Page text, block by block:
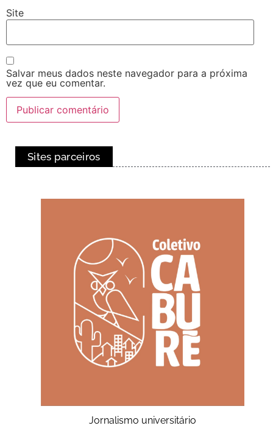
Site
Salvar meus dados neste navegador para a próxima
vez que eu comentar.
Sites parceiros
Jornalismo universitário